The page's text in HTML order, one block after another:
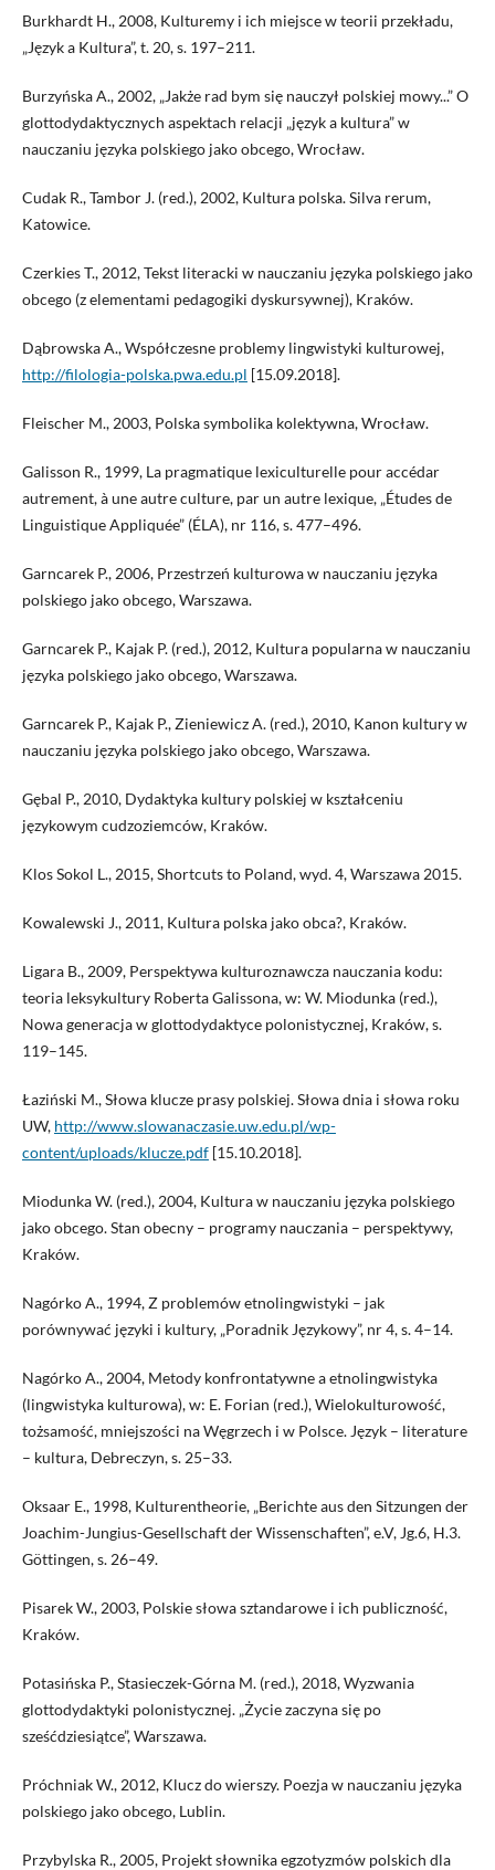
Burkhardt H., 2008, Kulturemy i ich miejsce w teorii przekładu,
„Język a Kultura”, t. 20, s. 197–211.
Burzyńska A., 2002, „Jakże rad bym się nauczył polskiej mowy...” O
glottodydaktycznych aspektach relacji „język a kultura” w
nauczaniu języka polskiego jako obcego, Wrocław.
Cudak R., Tambor J. (red.), 2002, Kultura polska. Silva rerum,
Katowice.
Czerkies T., 2012, Tekst literacki w nauczaniu języka polskiego jako
obcego (z elementami pedagogiki dyskursywnej), Kraków.
Dąbrowska A., Współczesne problemy lingwistyki kulturowej,
http://filologia-polska.pwa.edu.pl [15.09.2018].
Fleischer M., 2003, Polska symbolika kolektywna, Wrocław.
Galisson R., 1999, La pragmatique lexiculturelle pour accédar
autrement, à une autre culture, par un autre lexique, „Études de
Linguistique Appliquée” (ÉLA), nr 116, s. 477–496.
Garncarek P., 2006, Przestrzeń kulturowa w nauczaniu języka
polskiego jako obcego, Warszawa.
Garncarek P., Kajak P. (red.), 2012, Kultura popularna w nauczaniu
języka polskiego jako obcego, Warszawa.
Garncarek P., Kajak P., Zieniewicz A. (red.), 2010, Kanon kultury w
nauczaniu języka polskiego jako obcego, Warszawa.
Gębal P., 2010, Dydaktyka kultury polskiej w kształceniu
językowym cudzoziemców, Kraków.
Klos Sokol L., 2015, Shortcuts to Poland, wyd. 4, Warszawa 2015.
Kowalewski J., 2011, Kultura polska jako obca?, Kraków.
Ligara B., 2009, Perspektywa kulturoznawcza nauczania kodu:
teoria leksykultury Roberta Galissona, w: W. Miodunka (red.),
Nowa generacja w glottodydaktyce polonistycznej, Kraków, s.
119–145.
Łaziński M., Słowa klucze prasy polskiej. Słowa dnia i słowa roku
UW, http://www.slowanaczasie.uw.edu.pl/wp-
content/uploads/klucze.pdf[15.10.2018].
Miodunka W. (red.), 2004, Kultura w nauczaniu języka polskiego
jako obcego. Stan obecny – programy nauczania – perspektywy,
Kraków.
Nagórko A., 1994, Z problemów etnolingwistyki – jak
porównywać języki i kultury, „Poradnik Językowy”, nr 4, s. 4–14.
Nagórko A., 2004, Metody konfrontatywne a etnolingwistyka
(lingwistyka kulturowa), w: E. Forian (red.), Wielokulturowość,
tożsamość, mniejszości na Węgrzech i w Polsce. Język – literature
– kultura, Debreczyn, s. 25–33.
Oksaar E., 1998, Kulturentheorie, „Berichte aus den Sitzungen der
Joachim-Jungius-Gesellschaft der Wissenschaften”, e.V, Jg.6, H.3.
Göttingen, s. 26–49.
Pisarek W., 2003, Polskie słowa sztandarowe i ich publiczność,
Kraków.
Potasińska P., Stasieczek-Górna M. (red.), 2018, Wyzwania
glottodydaktyki polonistycznej. „Życie zaczyna się po
sześćdziesiątce”, Warszawa.
Próchniak W., 2012, Klucz do wierszy. Poezja w nauczaniu języka
polskiego jako obcego, Lublin.
Przybylska R., 2005, Projekt słownika egzotyzmów polskich dla